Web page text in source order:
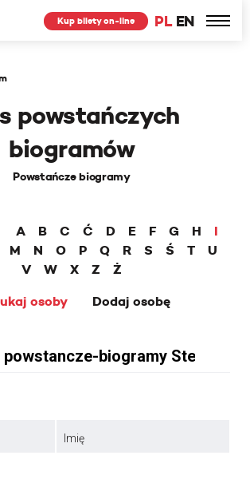
PL EN
Kup bilety on-line
powstańczych
biogramów
Powstańcze biogramy
A B C Ć D E F G H
I
M N O P Q R S Ś T
U
V
W X Z
Ż
osoby
Dodaj osobę
Imię